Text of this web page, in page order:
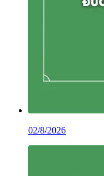
02/8/2026